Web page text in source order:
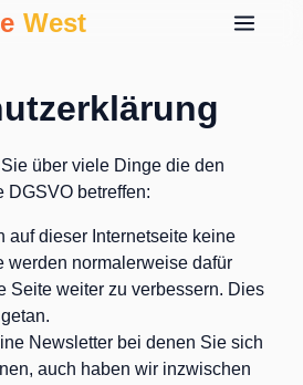
West
über viele Dinge die den
DGSVO betreffen:
auf dieser Internetseite keine
werden normalerweise dafür
Seite weiter zu verbessern. Dies
Newsletter bei denen Sie sich
auch haben wir inzwischen